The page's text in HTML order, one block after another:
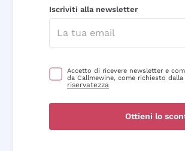
Iscriviti alla newsletter
Accetto di ricevere newsletter e
da Callmewine, come richiesto dalla
riservatezza
Ottieni lo